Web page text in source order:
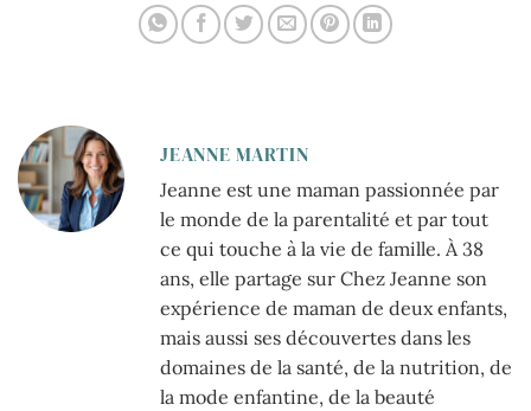
JEANNE MARTIN
Jeanne est une maman passionnée par
le monde de la parentalité et par tout
ce qui touche à la vie de famille. À 38
ans, elle partage sur Chez Jeanne son
expérience de maman de deux enfants,
mais aussi ses découvertes dans les
domaines de la santé, de la nutrition, de
la mode enfantine, de la beauté